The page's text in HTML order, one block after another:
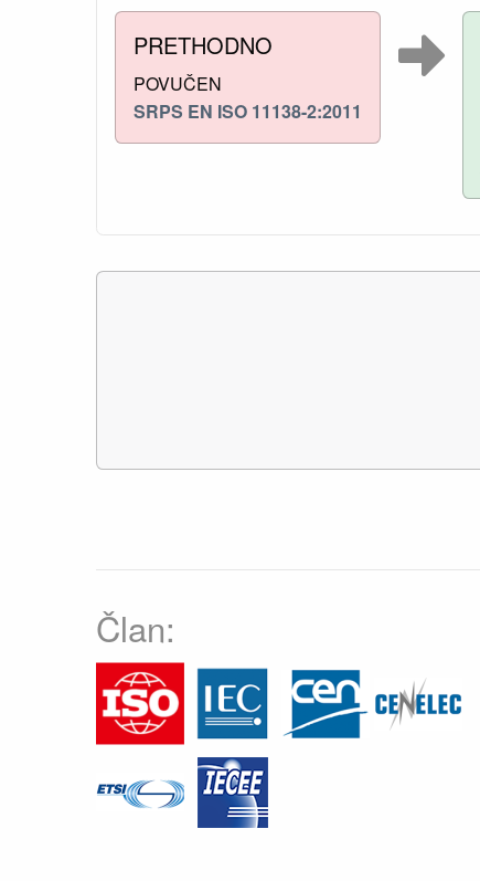
PRETHODNO
POVUČEN
SRPS EN ISO 11138-2:2011
Član: